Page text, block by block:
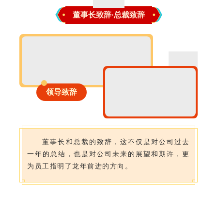
董事长致辞·总裁致辞
领导致辞
董事长和总裁的致辞，这不仅是对公司过去
一年的总结，也是对公司未来的展望和期许，更
为员工指明了龙年前进的方向。